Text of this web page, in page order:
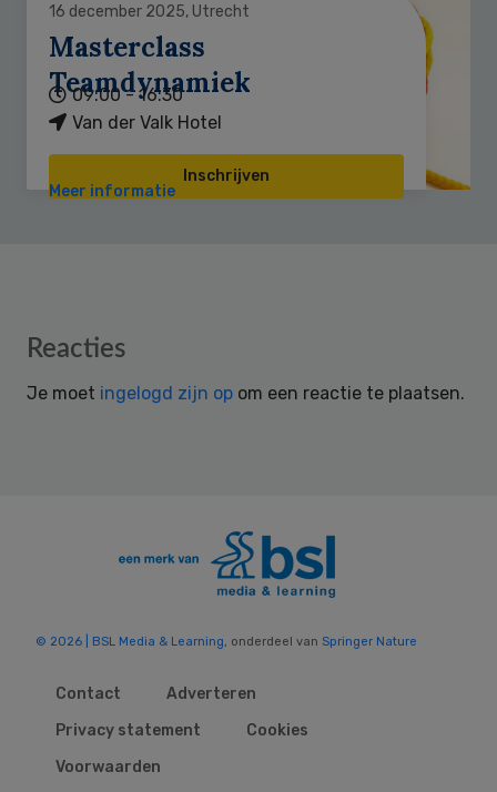
16 december 2025, Utrecht
Masterclass
Teamdynamiek
09:00 - 16:30
Van der Valk Hotel
Inschrijven
Meer informatie
Reader
Reacties
Je moet ingelogd zijn op om een reactie te plaatsen.
© 2026 | BSL Media & Learning, onderdeel van Springer Nature
Contact
Adverteren
Privacy statement
Cookies
Voorwaarden